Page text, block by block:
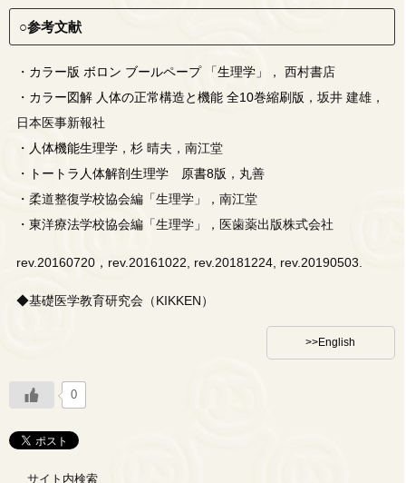
○参考文献
・ カラー版 ボロン ブールペープ 「生理学」
， 西村書店
・ カラー図解 人体の正常構造と機能 全10巻縮刷版 ，坂井 建雄，
日本医事新報社
・ 人体機能生理学 ，杉 晴夫，南江堂
・
トートラ人体解剖生理学 原書8版 ，丸善
・柔道整復学校協会編「生理学」，南江堂
・東洋療法学校協会編「生理学」，医歯薬出版株式会社
rev.20160720，rev.20161022, rev.20181224, rev.20190503.
◆基礎医学教育研究会（KIKKEN）
>>English
0
サイト内検索